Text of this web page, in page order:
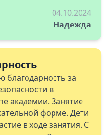
04.10.2024
Надежда
за
в
академии. Занятие
форме. Дети
в ходе занятия. С